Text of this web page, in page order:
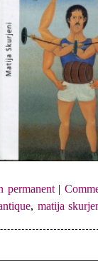
permanent|
, matija